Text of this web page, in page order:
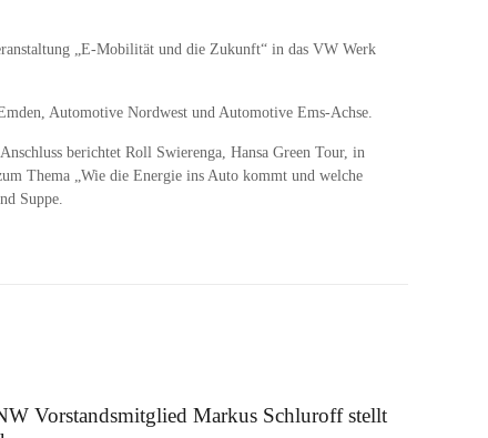
„E-Mobilität und die Zukunft“ in das VW Werk
Automotive Nordwest und Automotive Ems-Achse.
berichtet Roll Swierenga, Hansa Green Tour, in
Thema „Wie die Energie ins Auto kommt und welche
Suppe.
Vorstandsmitglied Markus Schluroff stellt